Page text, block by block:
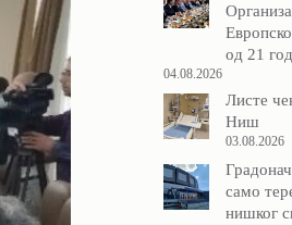
од 21
04.08.2026
Листе
Ниш
03.08.2026
само
нишког